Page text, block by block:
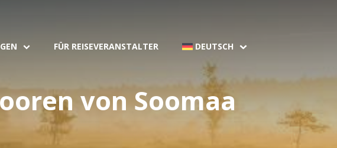
FÜR REISEVERANSTALTER DEUTSCH
von Soomaa